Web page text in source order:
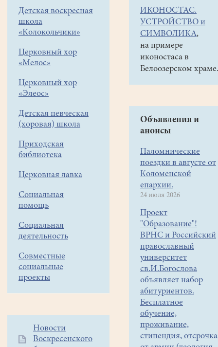
Детская воскресная
школа
«Колокольчики»
Церковный хор
«Мелос»
Церковный хор
«Элеос»
Детская певческая
(хоровая) школа
Приходская
библиотека
Церковная лавка
Социальная
помощь
Социальная
деятельность
Совместные
социальные
проекты
Дополнительное
меню
Новости
Воскресенского
ИКОНОСТАС.
УСТРОЙСТВО и
СИМВОЛИКА,
на примере
иконостаса в
Белоозерском храме.
Объявления и
анонсы
Паломнические
поездки в августе от
Коломенской
епархии.
24 июля 2026
Проект
"Образование"!
ВРНС и Российский
православный
университет
св.И.Богослова
объявляет набор
абитуриентов.
Бесплатное
обучение,
проживание,
стипендия, отсрочка